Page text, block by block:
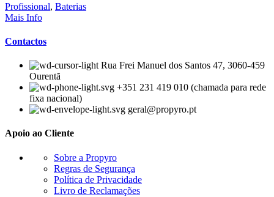
Profissional, Baterias
Mais Info
Contactos
Rua Frei Manuel dos Santos 47, 3060-459
Ourentã​
+351 231 419 010 (chamada para rede
fixa nacional)
geral@propyro.pt
Apoio ao Cliente
Sobre a Propyro
Regras de Segurança
Política de Privacidade
Livro de Reclamações